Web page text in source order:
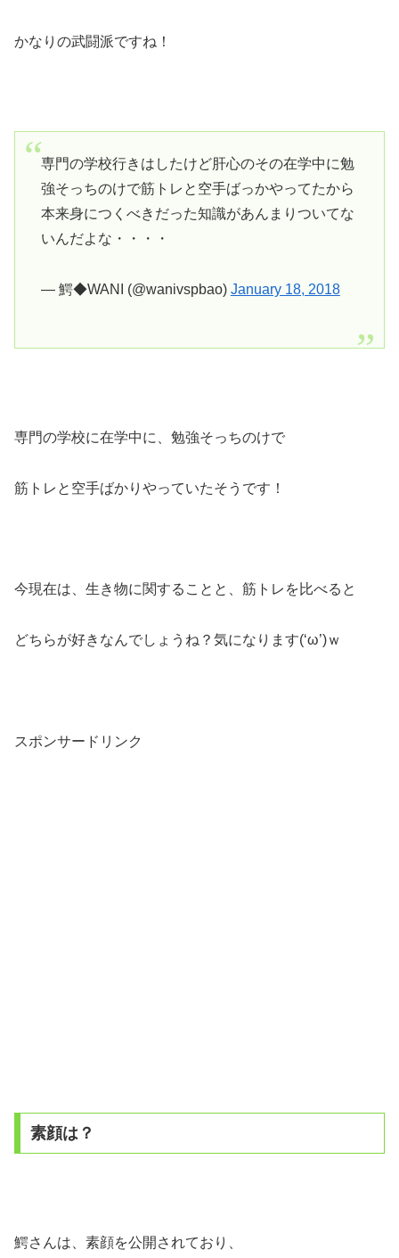
かなりの武闘派ですね！
専門の学校行きはしたけど肝心のその在学中に勉
強そっちのけで筋トレと空手ばっかやってたから
本来身につくべきだった知識があんまりついてな
いんだよな・・・・
— 鰐◆WANI (@wanivspbao) January 18, 2018
専門の学校に在学中に、勉強そっちのけで
筋トレと空手ばかりやっていたそうです！
今現在は、生き物に関することと、筋トレを比べると
どちらが好きなんでしょうね？気になります(‘ω’)ｗ
スポンサードリンク
素顔は？
鰐さんは、素顔を公開されており、